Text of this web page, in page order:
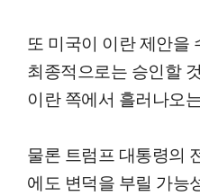
또 미국이 이란 제안을
최종적으로는 승인할
이란 쪽에서 흘러나오
물론 트럼프 대통령의
에도 변덕을 부릴 가능